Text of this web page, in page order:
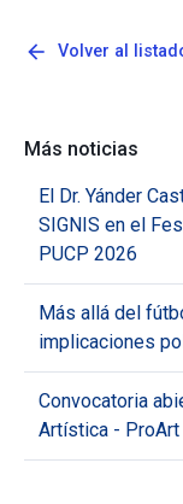
arrow_back Volver al
Más noticias
El Dr. Yánder
SIGNIS en el
PUCP 2026
Más allá del
implicaciones
Convocatoria
Artística - ProArt